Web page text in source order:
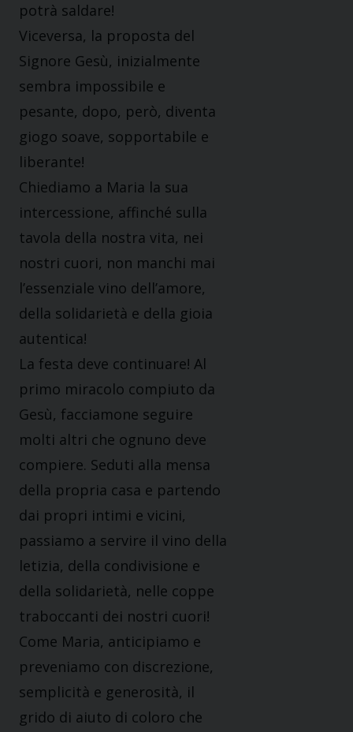
potrà saldare!
Viceversa, la proposta del
Signore Gesù, inizialmente
sembra impossibile e
pesante, dopo, però, diventa
giogo soave, sopportabile e
liberante!
Chiediamo a Maria la sua
intercessione, affinché sulla
tavola della nostra vita, nei
nostri cuori, non manchi mai
l’essenziale vino dell’amore,
della solidarietà e della gioia
autentica!
La festa deve continuare! Al
primo miracolo compiuto da
Gesù, facciamone seguire
molti altri che ognuno deve
compiere. Seduti alla mensa
della propria casa e partendo
dai propri intimi e vicini,
passiamo a servire il vino della
letizia, della condivisione e
della solidarietà, nelle coppe
traboccanti dei nostri cuori!
Come Maria, anticipiamo e
preveniamo con discrezione,
semplicità e generosità, il
grido di aiuto di coloro che